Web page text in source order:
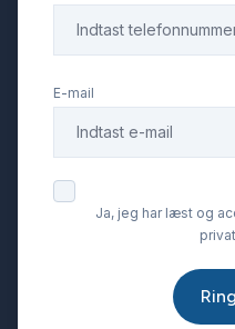
Service OK
Servostyring
Splitbagsæder
E-mail
Ja, jeg har læst og